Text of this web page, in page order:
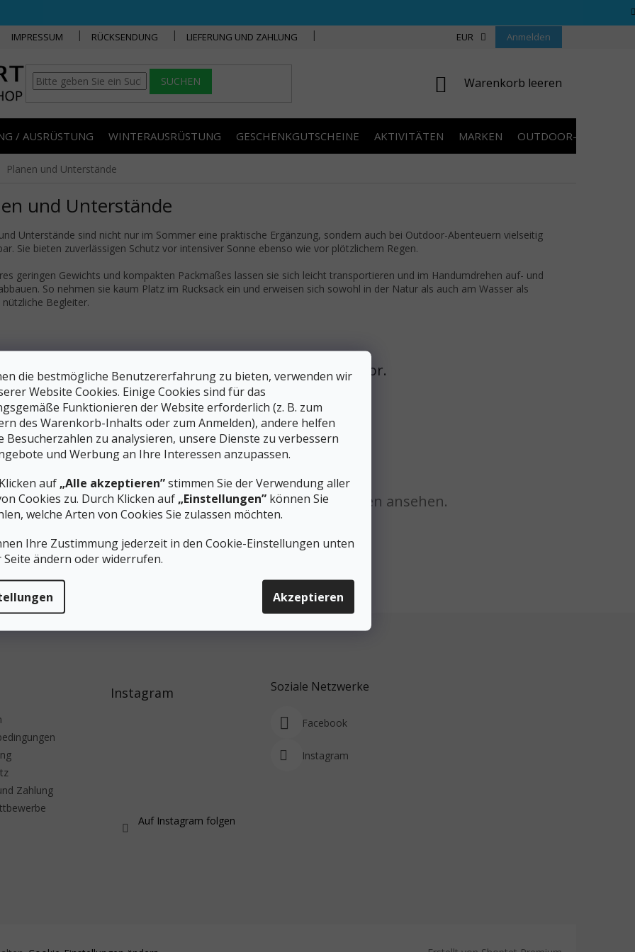
die bestmögliche Benutzererfahrung zu bieten, verwenden wir
Website Cookies. Einige Cookies sind für das
Funktionieren der Website erforderlich (z. B. zum
des Warenkorb-Inhalts oder zum Anmelden), andere helfen
Besucherzahlen zu analysieren, unsere Dienste zu verbessern
und Werbung an Ihre Interessen anzupassen.
auf „Alle akzeptieren”stimmen Sie der Verwendung aller
Cookies zu. Durch Klicken auf „Einstellungen” können Sie
welche Arten von Cookies Sie zulassen möchten.
Ihre Zustimmung jederzeit in den Cookie-Einstellungen unten
Seite ändern oder widerrufen.
Akzeptieren
IMPRESSUM RÜCKSENDUNG LIEFERUNG UND ZAHLUNG ÜBER UNS COOKIES
EUR Anmelden
SUCHEN WARENKORB
Warenkorb leeren
/ AUSRÜSTUNG WINTERAUSRÜSTUNG GESCHENKGUTSCHEINE AKTIVITÄTEN MARKEN OUTDOOR-
Planen und Unterstände
und Unterstände
Unterstände sind nicht nur im Sommer eine praktische Ergänzung, sondern auch bei Outdoor-Abenteuern vielseitig
Sie bieten zuverlässigen Schutz vor intensiver Sonne ebenso wie vor plötzlichem Regen.
geringen Gewichts und kompakten Packmaßes lassen sie sich leicht transportieren und im Handumdrehen auf- und
So nehmen sie kaum Platz im Rucksack ein und erweisen sich sowohl in der Natur als auch am Wasser als
Begleiter.
Wir bereiten Ihre Produkte noch vor.
Sie können sich aber auch andere Kategorien ansehen.
EINKAUF FORTSETZEN
Zahlung
Instagram
Auf Instagram folgen
Soziale Netzwerke
Facebook
Instagram